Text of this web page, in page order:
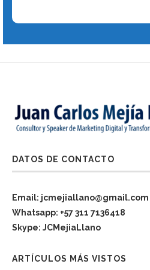
DATOS DE CONTACTO
Email: jcmejiallano@gmail.com
Whatsapp: +57 311 7136418
Skype: JCMejiaLlano
ARTÍCULOS MÁS VISTOS